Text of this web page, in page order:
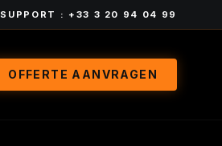
SUPPORT : +33 3 20 94 04 99
OFFERTE AANVRAGEN